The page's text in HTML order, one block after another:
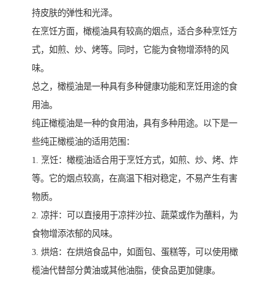
持皮肤的弹性和光泽。
在烹饪方面，橄榄油具有较高的烟点，适合多种烹饪方
式，如煎、炒、烤等。同时，它能为食物增添特的风
味。
总之，橄榄油是一种具有多种健康功能和烹饪用途的食
用油。
纯正橄榄油是一种的食用油，具有多种用途。以下是一
些纯正橄榄油的适用范围：
1. 烹饪：橄榄油适合用于烹饪方式，如煎、炒、烤、炸
等。它的烟点较高，在高温下相对稳定，不易产生有害
物质。
2. 凉拌：可以直接用于凉拌沙拉、蔬菜或作为蘸料，为
食物增添浓郁的风味。
3. 烘焙：在烘焙食品中，如面包、蛋糕等，可以使用橄
榄油代替部分黄油或其他油脂，使食品更加健康。